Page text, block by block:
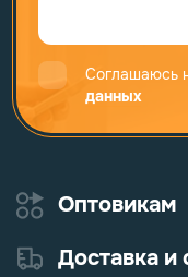
Соглашаюсь
данных
Оптовикам
Доставка и